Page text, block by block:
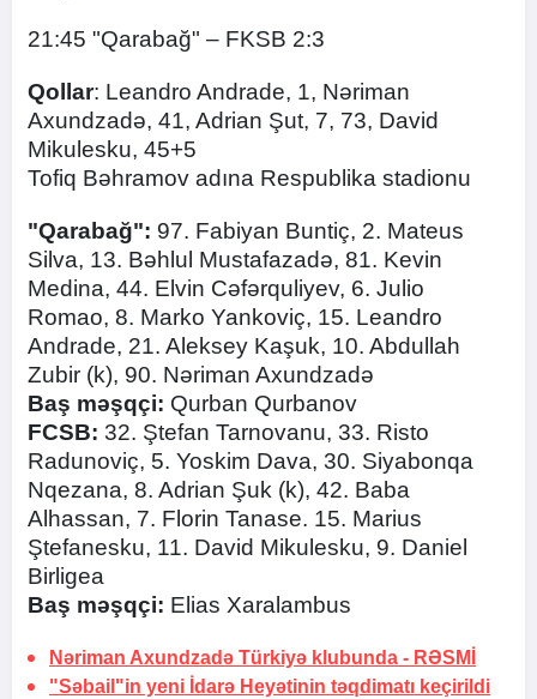
21:45 "Qarabağ" – FKSB 2:3
Qollar: Leandro Andrade, 1, Nəriman
Axundzadə, 41, Adrian Şut, 7, 73, David
Mikulesku, 45+5
Tofiq Bəhramov adına Respublika stadionu
"Qarabağ": 97. Fabiyan Buntiç, 2. Mateus
Silva, 13. Bəhlul Mustafazadə, 81. Kevin
Medina, 44. Elvin Cəfərquliyev, 6. Julio
Romao, 8. Marko Yankoviç, 15. Leandro
Andrade, 21. Aleksey Kaşuk, 10. Abdullah
Zubir (k), 90. Nəriman Axundzadə
Baş məşqçi: Qurban Qurbanov
FCSB: 32. Ştefan Tarnovanu, 33. Risto
Radunoviç, 5. Yoskim Dava, 30. Siyabonqa
Nqezana, 8. Adrian Şuk (k), 42. Baba
Alhassan, 7. Florin Tanase. 15. Marius
Ştefanesku, 11. David Mikulesku, 9. Daniel
Birligea
Baş məşqçi: Elias Xaralambus
Nəriman Axundzadə Türkiyə klubunda - RƏSMİ
"Səbail"in yeni İdarə Heyətinin təqdimatı keçirildi